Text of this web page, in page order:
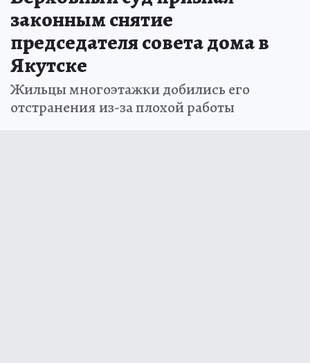
законным снятие
председателя совета дома в
Якутске
Жильцы многоэтажки добились его
отстранения из-за плохой работы